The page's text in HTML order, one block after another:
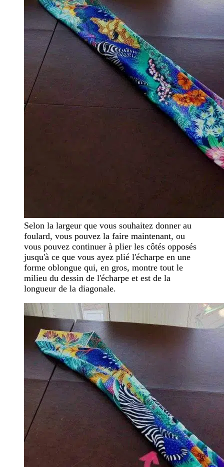
Selon la largeur que vous souhaitez donner au
foulard, vous pouvez la faire maintenant, ou
vous pouvez continuer à plier les côtés opposés
jusqu'à ce que vous ayez plié l'écharpe en une
forme oblongue qui, en gros, montre tout le
milieu du dessin de l'écharpe et est de la
longueur de la diagonale.